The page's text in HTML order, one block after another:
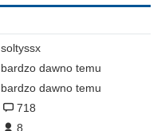
soltyssx
bardzo dawno temu
bardzo dawno temu
718
8